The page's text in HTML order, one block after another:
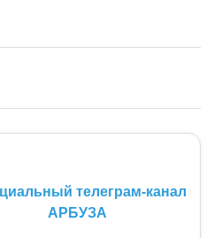
телеграм-канал
АРБУЗА